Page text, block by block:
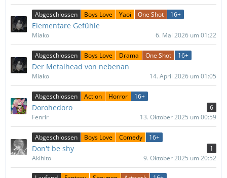
Abgeschlossen Boys Love Yaoi One Shot 16+
Elementare Gefühle
Miako 6. Mai 2026 um 01:22
Abgeschlossen Boys Love Drama One Shot 16+
Der Metalhead von nebenan
Miako 14. April 2026 um 01:05
Abgeschlossen Action Horror 16+
Dorohedoro
6
Fenrir
13. Oktober 2025 um 00:59
Abgeschlossen Boys Love Comedy 16+
Don't be shy
1
Akihito
9. Oktober 2025 um 20:52